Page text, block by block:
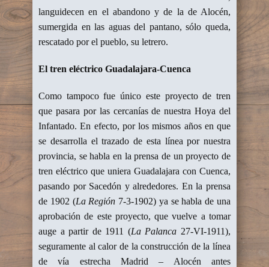
languidecen en el abandono y de la de Alocén,
sumergida en las aguas del pantano, sólo queda,
rescatado por el pueblo, su letrero.
El tren eléctrico Guadalajara-Cuenca
Como tampoco fue único este proyecto de tren
que pasara por las cercanías de nuestra Hoya del
Infantado. En efecto, por los mismos años en que
se desarrolla el trazado de esta línea por nuestra
provincia, se habla en la prensa de un proyecto de
tren eléctrico que uniera Guadalajara con Cuenca,
pasando por Sacedón y alrededores. En la prensa
de 1902 (La Región 7-3-1902) ya se habla de una
aprobación de este proyecto, que vuelve a tomar
auge a partir de 1911 (La Palanca 27-VI-1911),
seguramente al calor de la construcción de la línea
de vía estrecha Madrid – Alocén antes